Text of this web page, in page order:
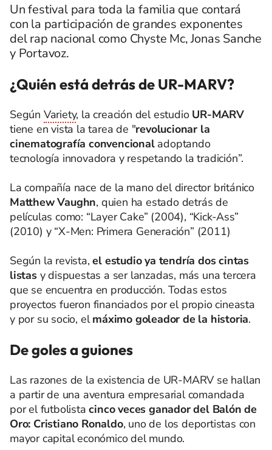
Un festival para toda la familia que contará
con la participación de grandes exponentes
del rap nacional como Chyste Mc, Jonas Sanche
y Portavoz.
¿Quién está detrás de UR-MARV?
Según Variety, la creación del estudio UR-MARV
tiene en vista la tarea de "revolucionar la
cinematografía convencional adoptando
tecnología innovadora y respetando la tradición”.
La compañía nace de la mano del director británico
Matthew Vaughn, quien ha estado detrás de
películas como: “Layer Cake” (2004), “Kick-Ass”
(2010) y “X-Men: Primera Generación” (2011)
Según la revista,el estudio ya tendría dos cintas
listasy dispuestas a ser lanzadas, más una tercera
que se encuentra en producción. Todas estos
proyectos fueron financiados por el propio cineasta
y por su socio, elmáximo goleador de la historia.
De goles a guiones
Las razones de la existencia de UR-MARV se hallan
a partir de una aventura empresarial comandada
por el futbolistacinco veces ganador del Balón de
Oro: Cristiano Ronaldo, uno de los deportistas con
mayor capital económico del mundo.